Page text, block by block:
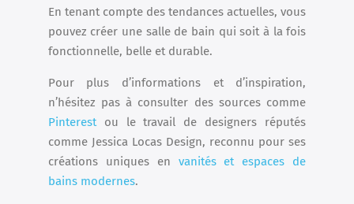
En tenant compte des tendances actuelles, vous
pouvez créer une salle de bain qui soit à la fois
fonctionnelle, belle et durable.
Pour plus d’informations et d’inspiration,
n’hésitez pas à consulter des sources comme
Pinterestou le travail de designers réputés
comme Jessica Locas Design, reconnu pour ses
créations uniques en vanités et espaces de
bains modernes.